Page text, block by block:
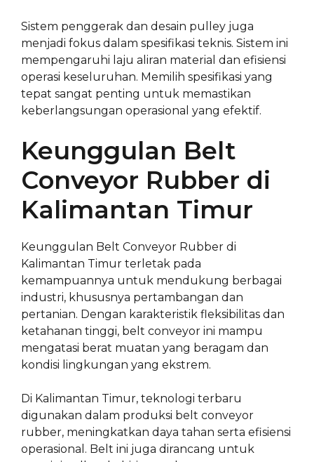
Sistem penggerak dan desain pulley juga
menjadi fokus dalam spesifikasi teknis. Sistem ini
mempengaruhi laju aliran material dan efisiensi
operasi keseluruhan. Memilih spesifikasi yang
tepat sangat penting untuk memastikan
keberlangsungan operasional yang efektif.
Keunggulan Belt
Conveyor Rubber di
Kalimantan Timur
Keunggulan Belt Conveyor Rubber di
Kalimantan Timur terletak pada
kemampuannya untuk mendukung berbagai
industri, khususnya pertambangan dan
pertanian. Dengan karakteristik fleksibilitas dan
ketahanan tinggi, belt conveyor ini mampu
mengatasi berat muatan yang beragam dan
kondisi lingkungan yang ekstrem.
Di Kalimantan Timur, teknologi terbaru
digunakan dalam produksi belt conveyor
rubber, meningkatkan daya tahan serta efisiensi
operasional. Belt ini juga dirancang untuk